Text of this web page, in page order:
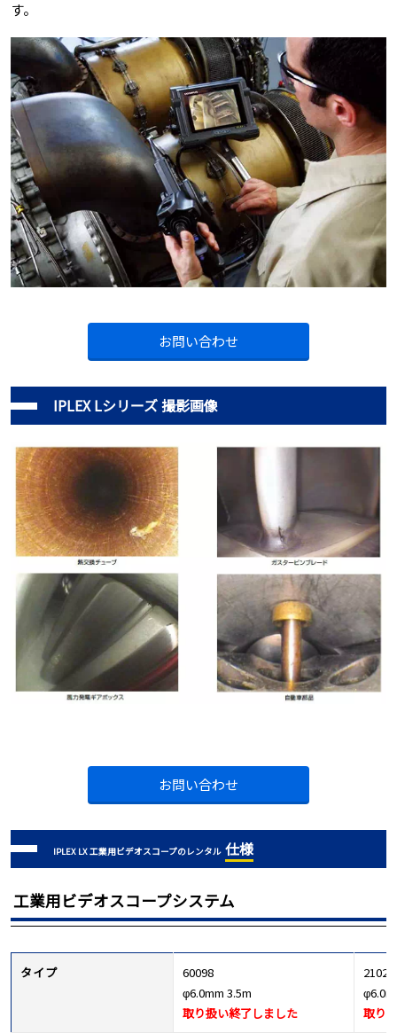
す。
お問い合わせ
IPLEX Lシリーズ 撮影画像
お問い合わせ
IPLEX LX 工業用ビデオスコープのレンタル 仕様
工業用ビデオスコープシステム
タイプ
60098
φ6.0mm 3.5m
取り扱い終了しました
21029
取り